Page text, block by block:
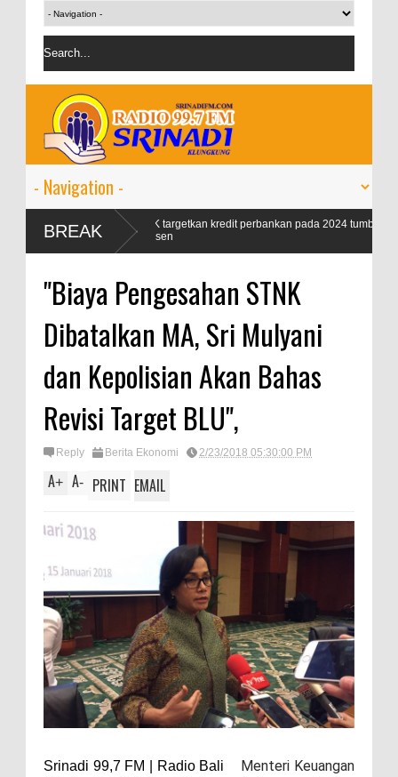
BREAK
OJK targetkan kredit perbankan pada 2024 tumbuh 9-11
persen
"Biaya Pengesahan STNK
Dibatalkan MA, Sri Mulyani
dan Kepolisian Akan Bahas
Revisi Target BLU",
Reply Berita Ekonomi 2/23/2018 05:30:00 PM
A+ A- PRINT EMAIL
Srinadi 99,7 FM | Radio Bali Menteri Keuangan